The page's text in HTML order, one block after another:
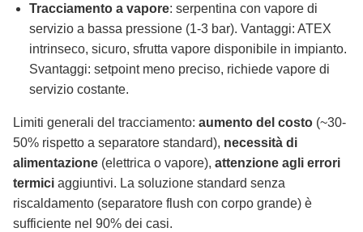
Tracciamento a vapore: serpentina con vapore di
servizio a bassa pressione (1-3 bar). Vantaggi: ATEX
intrinseco, sicuro, sfrutta vapore disponibile in impianto.
Svantaggi: setpoint meno preciso, richiede vapore di
servizio costante.
Limiti generali del tracciamento: aumento del costo (~30-
50% rispetto a separatore standard), necessità di
alimentazione (elettrica o vapore), attenzione agli errori
termici aggiuntivi. La soluzione standard senza
riscaldamento (separatore flush con corpo grande) è
sufficiente nel 90% dei casi.